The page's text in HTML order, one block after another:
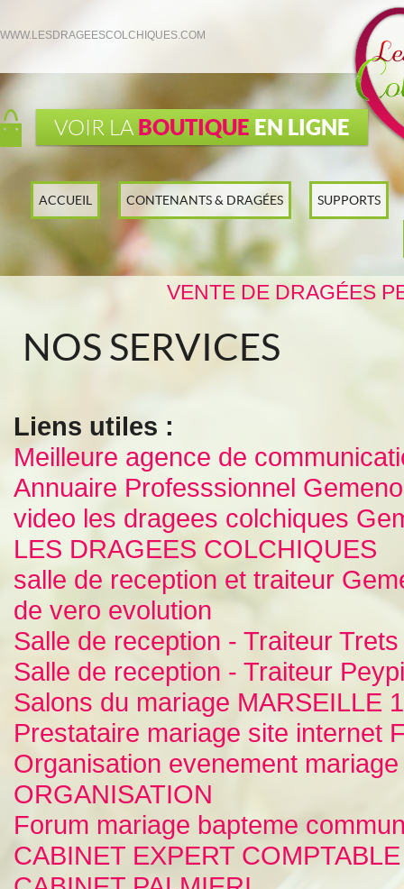
WWW.LESDRAGEESCOLCHIQUES.COM
VOIR LA BOUTIQUE EN LIGNE
ACCUEIL CONTENANTS & DRAGÉES SUPPORTS
VENTE DE DRAGÉES
NOS SERVICES
Liens utiles :
Meilleure agence de
Annuaire Professsionnel
video les dragees colchiques
LES DRAGEES COLCHIQUES
salle de reception et traiteur
de vero evolution
Salle de reception - Traiteur
Salle de reception - Traiteur
Salons du mariage MARSEILLE
Prestataire mariage site internet
Organisation evenement
ORGANISATION
Forum mariage bapteme
CABINET EXPERT